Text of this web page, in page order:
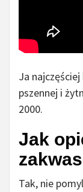
Ja
pszennej i
2000.
Jak
Tak, nie